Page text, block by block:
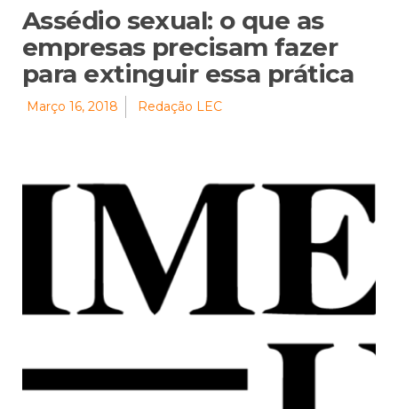
Assédio sexual: o que as
empresas precisam fazer
para extinguir essa prática
Março 16, 2018 Redação LEC